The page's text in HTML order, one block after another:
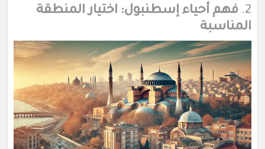
2. فهم أحياء إسطنبول: اختيار المنطقة
المناسبة